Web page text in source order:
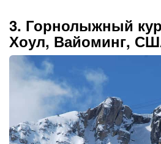
3. Горнолыжный
Хоул, Вайоминг,